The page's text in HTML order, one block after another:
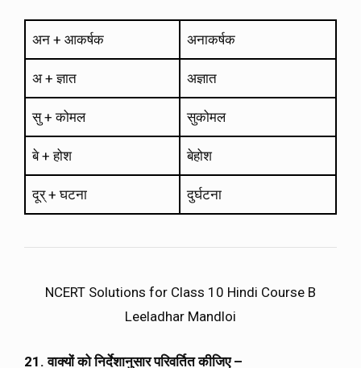
अन + आकर्षक अनाकर्षक
अ + ज्ञात अज्ञात
सु + कोमल सुकोमल
बे + होश बेहोश
दूर् + घटना दुर्घटना
NCERT Solutions for Class 10 Hindi Course B
Leeladhar Mandloi
21. वाक्यों को निर्देशानुसार परिवर्तित कीजिए –